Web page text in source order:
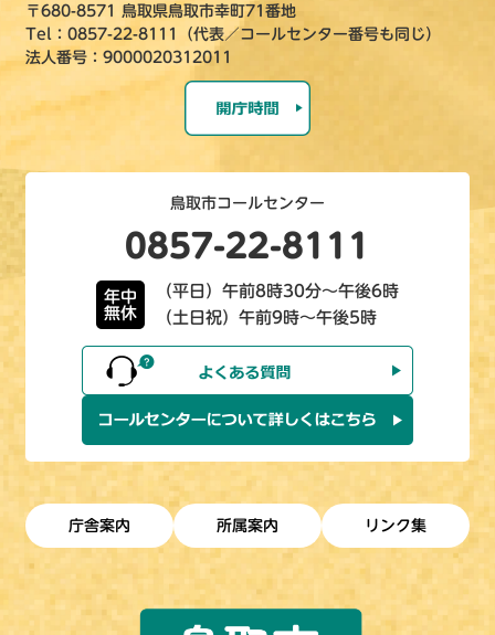
〒680-8571 鳥取県鳥取市幸町71番地
Tel：0857-22-8111（代表／コールセンター番号も同じ）
法人番号：9000020312011
鳥取市コールセンター
0857-22-8111
年中
無休
（平日）午前8時30分～午後6時
（土日祝）午前9時～午後5時
庁舎案内 所属案内 リンク集